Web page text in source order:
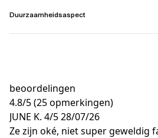
Duurzaamheidsaspect
beoordelingen
4.8/5(25 opmerkingen)
JUNE K. 4/528/07/26
Ze zijn oké, niet super geweldig